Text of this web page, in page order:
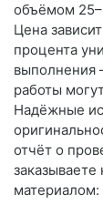
объёмом
Цена
процента
выполнения
работы
Надёжные
отчёт о
материалом: